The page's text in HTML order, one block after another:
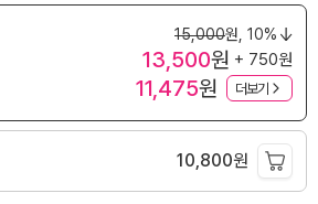
15,000원, 10%
13,500원 + 750원
11,475원 더보기
10,800원